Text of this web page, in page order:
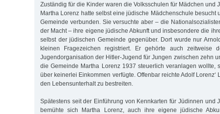
Zuständig für die Kinder waren die Volksschulen für Mädchen und
Martha Lorenz hatte selbst eine jüdische Mädchenschule besucht
Gemeinde verbunden. Sie versuchte aber – die
der Macht – ihre eigene jüdische Abkunft und insbesondere die
selbst der jüdischen Gemeinde gegenüber. Dort wurde nur
kleinen Fragezeichen registriert. Er gehörte auch zeitweise
Jugendorganisation der Hitler-Jugend für Jungen zwischen zehn
die Gemeinde Martha Lorenz 1937 steuerlich veranlagen wollte,
über keinerlei Einkommen verfügte. Offenbar reichte Adolf Lorenz‘
den Lebensunterhalt zu bestreiten.
Spätestens seit der Einführung von Kennkarten für Jüdinnen und
bemühte sich Martha Lorenz, auch ihre eigene jüdische